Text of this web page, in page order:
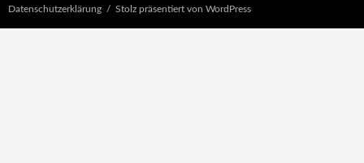
Datenschutzerklärung Stolz präsentiert von WordPress